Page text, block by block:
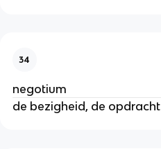
34
negotium
de bezigheid, de opdracht